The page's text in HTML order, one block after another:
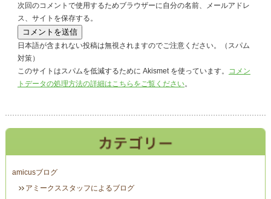
次回のコメントで使用するためブラウザーに自分の名前、メールアドレ
ス、サイトを保存する。
日本語が含まれない投稿は無視されますのでご注意ください。（スパム
対策）
このサイトはスパムを低減するために Akismet を使っています。 コメン
トデータの処理方法の詳細はこちらをご覧ください。
amicusブログ
アミークススタッフによるブログ